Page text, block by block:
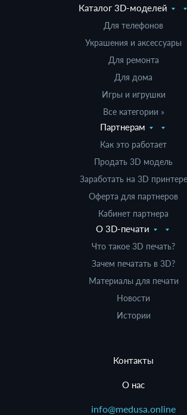
Каталог 3D-моделей
Для телефонов
Украшения и аксессуары
Для ремонта
Для дома
Игры и игрушки
Все категории »
Партнерам
Как это работает
Продать 3D модель
Заработать на 3D принтере
Оферта для партнеров
Кабинет партнера
О 3D-печати
Что такое 3D печать?
Зачем печатать в 3D?
Материалы для печати
Новости
Истории
Контакты
О нас
info@medusa.online